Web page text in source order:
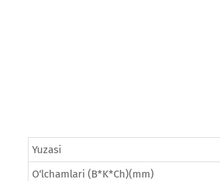
Yuzasi
O‘lchamlari (B*K*Ch)(mm)